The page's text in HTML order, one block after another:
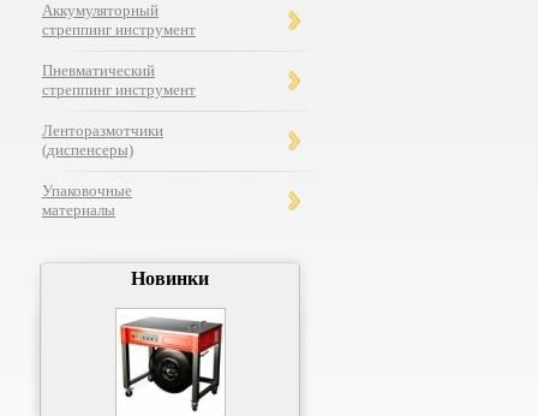
Аккумуляторный
стреппинг инструмент
Пневматический
стреппинг инструмент
Ленторазмотчики
(диспенсеры)
Упаковочные
материалы
Новинки